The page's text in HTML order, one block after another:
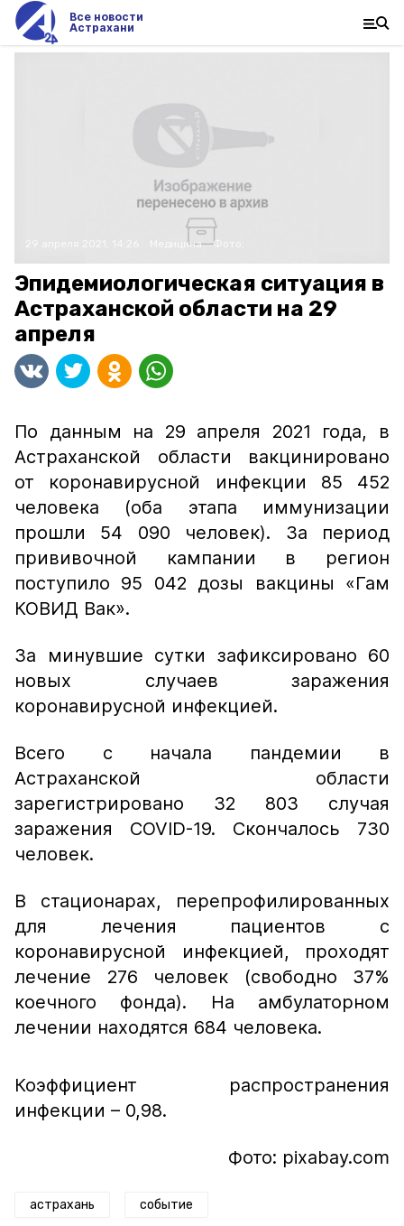
Все новости
Астрахани
Медицина Фото:
Эпидемиологическая ситуация в
Астраханской области на 29
апреля
По данным на 29 апреля 2021 года, в
Астраханской области вакцинировано
от коронавирусной инфекции 85 452
человека (оба этапа иммунизации
прошли 54 090 человек). За период
прививочной кампании в регион
поступило 95 042 дозы вакцины «Гам
КОВИД Вак».
За минувшие сутки зафиксировано 60
новых случаев заражения
коронавирусной инфекцией.
Всего с начала пандемии в
Астраханской области
зарегистрировано 32 803 случая
заражения COVID-19. Скончалось 730
человек.
В стационарах, перепрофилированных
для лечения пациентов с
коронавирусной инфекцией, проходят
лечение 276 человек (свободно 37%
коечного фонда). На амбулаторном
лечении находятся 684 человека.
Коэффициент распространения
инфекции – 0,98.
Фото: pixabay.com
астрахань событие